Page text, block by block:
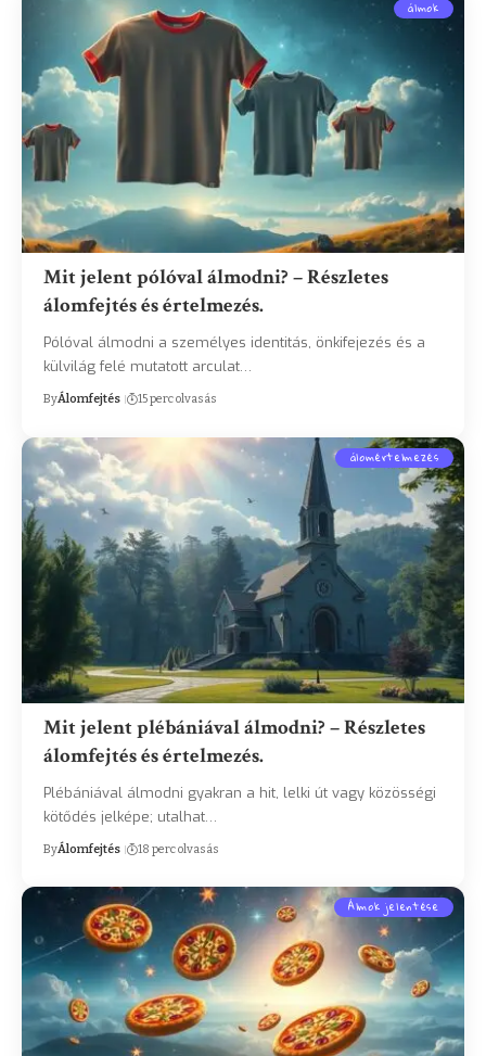
álmok
Mit jelent pólóval álmodni? – Részletes
álomfejtés és értelmezés.
Pólóval álmodni a személyes identitás, önkifejezés és a
külvilág felé mutatott arculat…
ByÁlomfejtés 15 perc olvasás
álomértelmezés
Mit jelent plébániával álmodni? – Részletes
álomfejtés és értelmezés.
Plébániával álmodni gyakran a hit, lelki út vagy közösségi
kötődés jelképe; utalhat…
ByÁlomfejtés 18 perc olvasás
Álmok jelentése